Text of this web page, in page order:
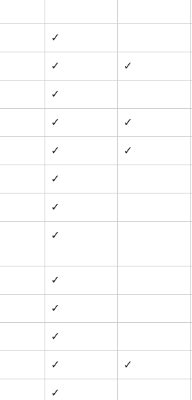
✓
✓ ✓
✓
✓ ✓
✓ ✓
✓
✓
✓
✓
✓
✓
✓ ✓
✓